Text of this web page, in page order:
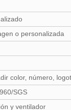
o personalizada
color, número,
SGS
y ventilador